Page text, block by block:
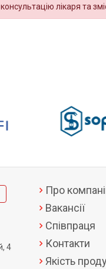
лікаря та
4
Про
Вакансії
Співпраця
Контакти
Якість